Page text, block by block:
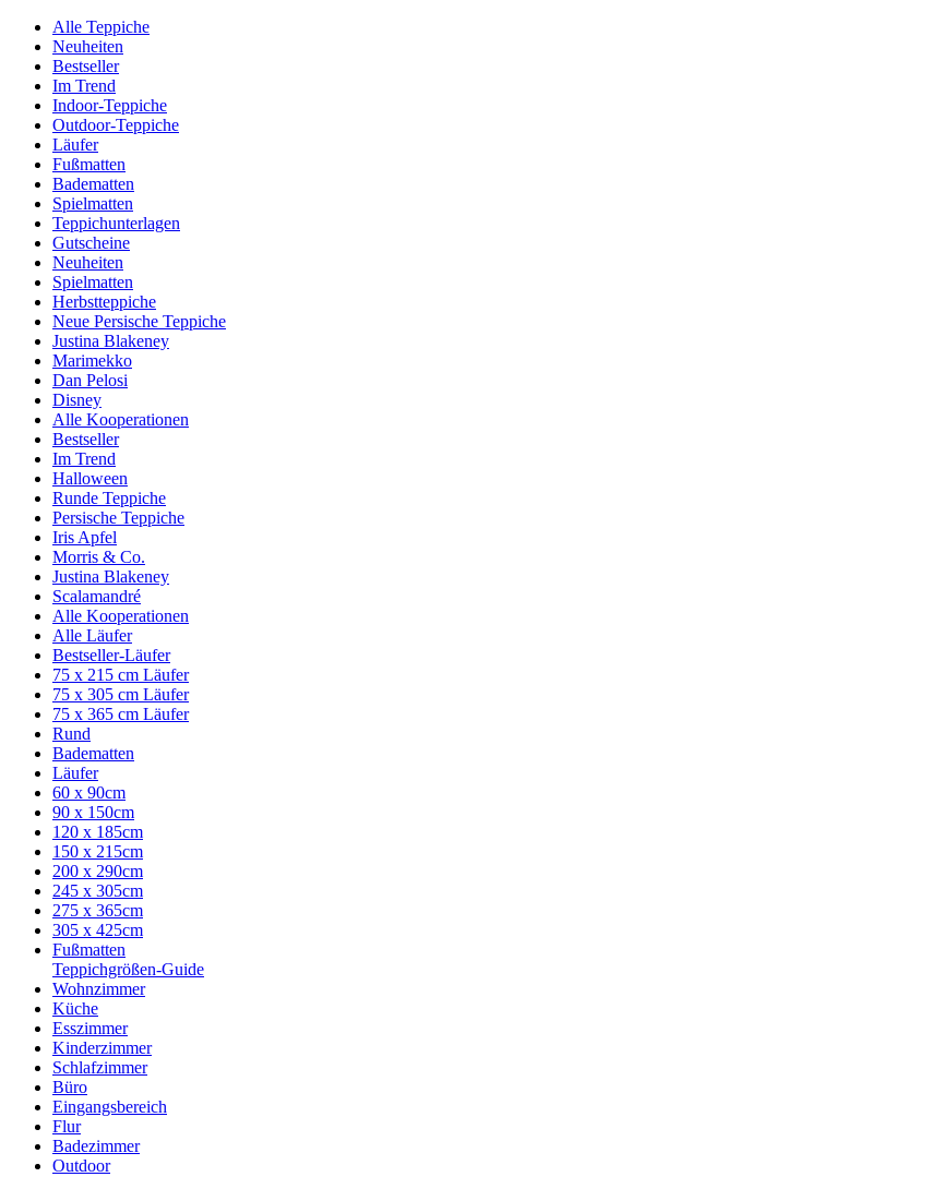
Alle Teppiche
Neuheiten
Bestseller
Im Trend
Indoor-Teppiche
Outdoor-Teppiche
Läufer
Fußmatten
Badematten
Spielmatten
Teppichunterlagen
Gutscheine
Neuheiten
Spielmatten
Herbstteppiche
Neue Persische Teppiche
Justina Blakeney
Marimekko
Dan Pelosi
Disney
Alle Kooperationen
Bestseller
Im Trend
Halloween
Runde Teppiche
Persische Teppiche
Iris Apfel
Morris & Co.
Justina Blakeney
Scalamandré
Alle Kooperationen
Alle Läufer
Bestseller-Läufer
75 x 215 cm Läufer
75 x 305 cm Läufer
75 x 365 cm Läufer
Rund
Badematten
Läufer
60 x 90cm
90 x 150cm
120 x 185cm
150 x 215cm
200 x 290cm
245 x 305cm
275 x 365cm
305 x 425cm
Fußmatten
Teppichgrößen-Guide
Wohnzimmer
Küche
Esszimmer
Kinderzimmer
Schlafzimmer
Büro
Eingangsbereich
Flur
Badezimmer
Outdoor